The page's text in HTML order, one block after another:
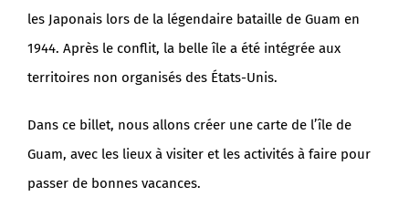
les Japonais lors de la légendaire bataille de Guam en
1944. Après le conflit, la belle île a été intégrée aux
territoires non organisés des États-Unis.
Dans ce billet, nous allons créer une carte de l’île de
Guam, avec les lieux à visiter et les activités à faire pour
passer de bonnes vacances.